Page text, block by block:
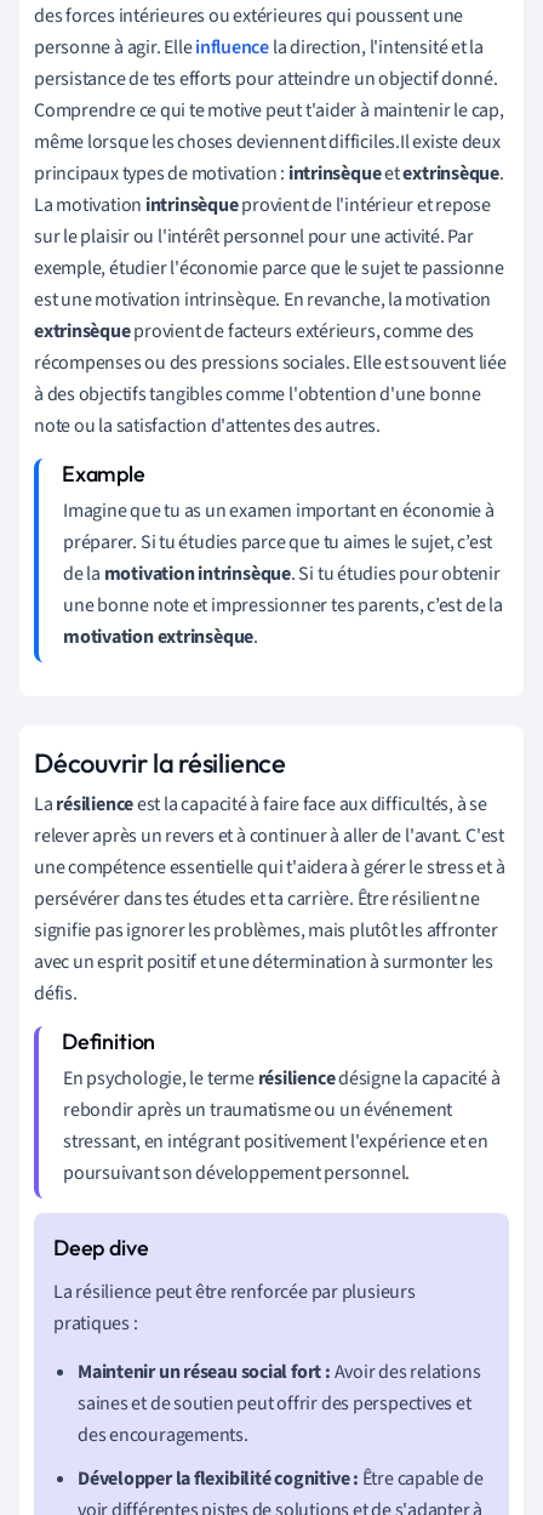
des forces intérieures ou extérieures qui poussent une
personne à agir. Elleinfluencela direction, l'intensité et la
persistance de tes efforts pour atteindre un objectif donné.
Comprendre ce qui te motive peut t'aider à maintenir le cap,
même lorsque les choses deviennent difficiles.Il existe deux
principaux types de motivation : intrinsèqueetextrinsèque.
La motivation intrinsèqueprovient de l'intérieur et repose
sur le plaisir ou l'intérêt personnel pour une activité. Par
exemple, étudier l'économie parce que le sujet te passionne
est une motivation intrinsèque. En revanche, la motivation
extrinsèqueprovient de facteurs extérieurs, comme des
récompenses ou des pressions sociales. Elle est souvent liée
à des objectifs tangibles comme l'obtention d'une bonne
note ou la satisfaction d'attentes des autres.
Imagine que tu as un examen important en économie à
préparer. Si tu étudies parce que tu aimes le sujet, c’est
de la motivation intrinsèque. Si tu étudies pour obtenir
une bonne note et impressionner tes parents, c’est de la
motivation extrinsèque.
Découvrir la résilience
Larésilienceest la capacité à faire face aux difficultés, à se
relever après un revers et à continuer à aller de l'avant. C'est
une compétence essentielle qui t'aidera à gérer le stress et à
persévérer dans tes études et ta carrière. Être résilient ne
signifie pas ignorer les problèmes, mais plutôt les affronter
avec un esprit positif et une détermination à surmonter les
défis.
En psychologie, le termerésiliencedésigne la capacité à
rebondir après un traumatisme ou un événement
stressant, en intégrant positivement l'expérience et en
poursuivant son développement personnel.
La résilience peut être renforcée par plusieurs
pratiques :
Maintenir un réseau social fort :Avoir des relations
saines et de soutien peut offrir des perspectives et
des encouragements.
Développer la flexibilité cognitive : Être capable de
voir différentes pistes de solutions et de s'adapter à